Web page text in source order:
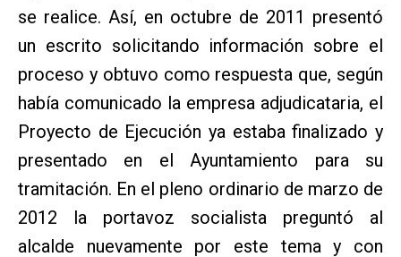
se realice. Así, en octubre de 2011 presentó
un escrito solicitando información sobre el
proceso y obtuvo como respuesta que, según
había comunicado la empresa adjudicataria, el
Proyecto de Ejecución ya estaba finalizado y
presentado en el Ayuntamiento para su
tramitación. En el pleno ordinario de marzo de
2012 la portavoz socialista preguntó al
alcalde nuevamente por este tema y con